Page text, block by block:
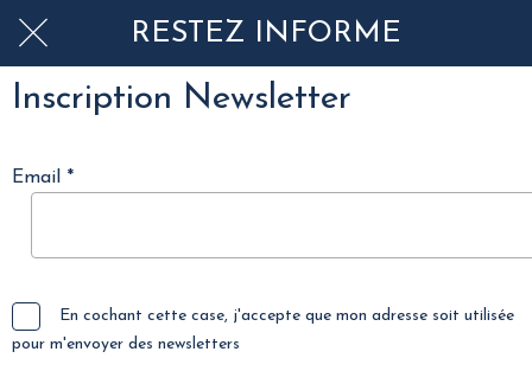
RESTEZ INFORMÉ
Inscription Newsletter
Email *
En cochant cette case, j'accepte que mon adresse soit utilisée
pour m'envoyer des newsletters